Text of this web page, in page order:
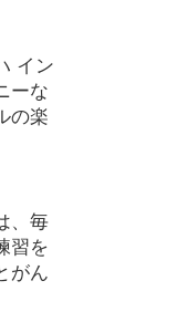
イン
ーな
の楽
、毎
習を
がん